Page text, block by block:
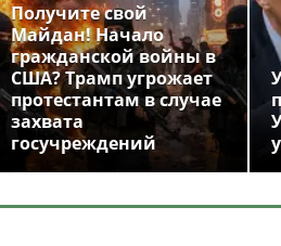
Получите свой
Майдан! Начало
гражданской войны в
США? Трамп угрожает
протестантам в случае
захвата
госучреждений